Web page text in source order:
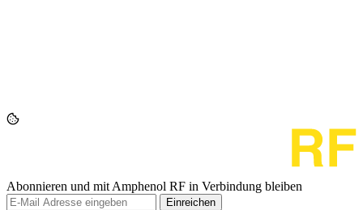
Abonnieren und mit Amphenol RF in Verbindung bleiben
Einreichen